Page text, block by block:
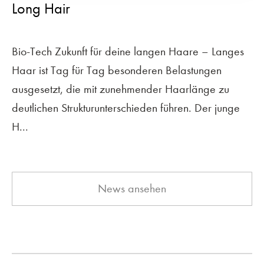
Long Hair
Bio-Tech Zukunft für deine langen Haare – Langes
Haar ist Tag für Tag besonderen Belastungen
ausgesetzt, die mit zunehmender Haarlänge zu
deutlichen Strukturunterschieden führen. Der junge
H...
News ansehen